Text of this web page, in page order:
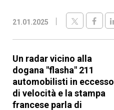
21.01.2025
Un radar vicino alla
dogana "flasha" 211
automobilisti in eccesso
di velocità e la stampa
francese parla di